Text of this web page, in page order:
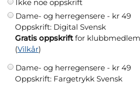
Ikke noe oppskrift
Dame- og herregensere - kr 49
Oppskrift: Digital Svensk
Gratis oppskriftfor
(Vilkår)
Dame- og herregensere - kr 49
Oppskrift: Fargetrykk Svensk